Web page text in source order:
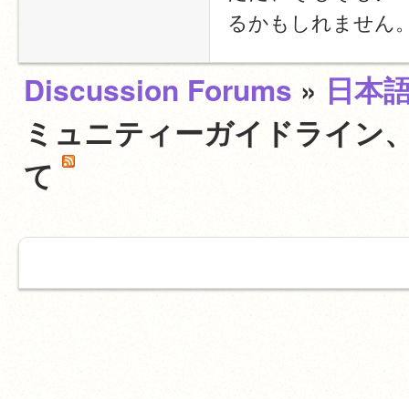
るかもしれません
Discussion Forums » 日本
ミュニティーガイドライン
て